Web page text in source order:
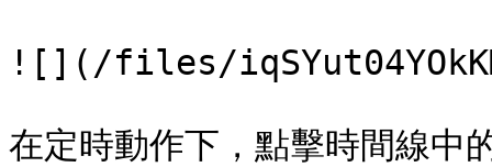
![](/files/
在定時動作下，點擊時間線中